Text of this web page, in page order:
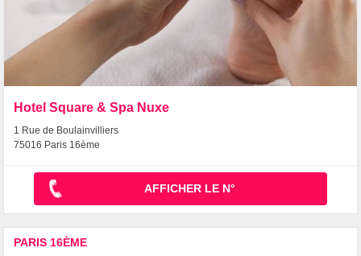
Hotel Square & Spa Nuxe
1 Rue de Boulainvilliers
75016 Paris 16ème
AFFICHER LE N°
PARIS 16ÈME